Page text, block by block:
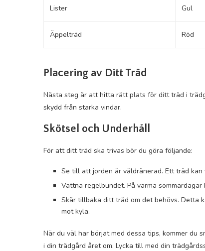
Lister Gul
Äppelträd Röd
Placering av Ditt Träd
Nästa steg är att hitta rätt plats för ditt träd i
skydd från starka vindar.
Skötsel och Underhåll
För att ditt träd ska trivas bör du göra följande:
Se till att jorden är väldränerad. Ett träd
Vattna regelbundet. På varma
Skär tillbaka ditt träd om det behövs.
mot kyla.
När du väl har börjat med dessa tips, kommer
i din trädgård året om. Lycka till med din